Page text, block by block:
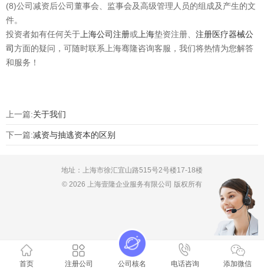
(8)公司减资后公司董事会、监事会及高级管理人员的组成及产生的文
件。
投资者如有任何关于 上海公司注册或 上海垫资注册、 注册医疗器械公
司方面的疑问，可随时联系上海骞隆咨询客服，我们将热情为您解答
和服务！
上一篇:关于我们
下一篇:减资与抽逃资本的区别
地址：上海市徐汇宜山路515号2号楼17-18楼
© 2026 上海壹隆企业服务有限公司 版权所有
首页 注册公司 公司核名 电话咨询 添加微信